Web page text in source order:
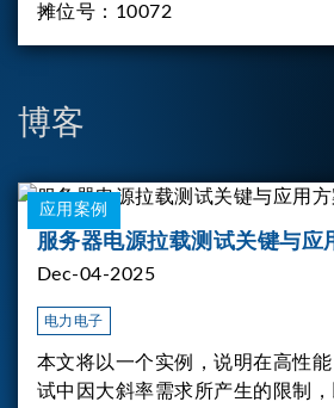
摊位号： 10072
博客
应用案例
服务器电源拉载测试关键与应
Dec-04-2025
电力电子
本文将以一个实例，说明在高性
试中因大斜率需求所产生的限制